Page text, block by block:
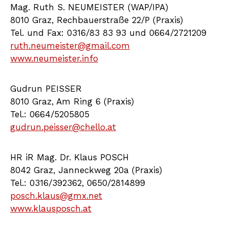
Mag. Ruth S. NEUMEISTER (WAP/IPA)
8010 Graz, Rechbauerstraße 22/P (Praxis)
Tel. und Fax: 0316/83 83 93 und 0664/2721209
ruth.neumeister@gmail.com
www.neumeister.info
Gudrun PEISSER
8010 Graz, Am Ring 6 (Praxis)
Tel.: 0664/5205805
gudrun.peisser@chello.at
HR iR Mag. Dr. Klaus POSCH
8042 Graz, Janneckweg 20a (Praxis)
Tel.: 0316/392362, 0650/2814899
posch.klaus@gmx.net
www.klausposch.at